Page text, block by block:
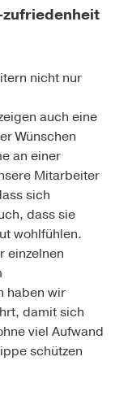
nicht nur
auch eine
Wünschen
an einer
Mitarbeiter
sich
dass sie
wohlfühlen.
einzelnen
haben wir
damit sich
viel Aufwand
schützen